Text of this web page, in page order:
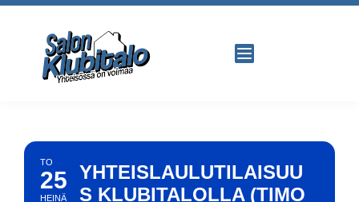
TO
25
HEINÄ
YHTEISLAULUTILAISUU
S KLUBITALOLLA (TIMO